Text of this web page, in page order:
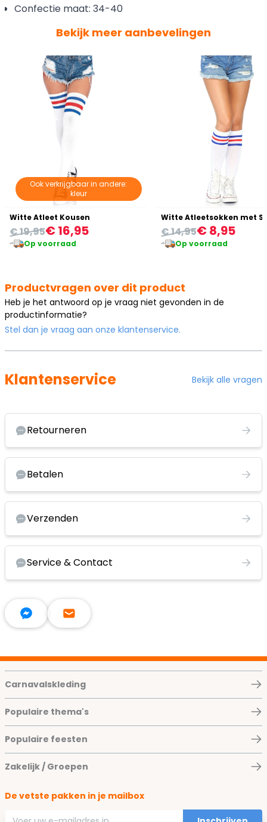
Confectie maat: 34-40
Bekijk meer aanbevelingen
Ook verkrijgbaar in andere:
kleur
Witte Atleet Kousen
€ 16,95
€ 19,95
Op voorraad
Witte Atleetsokken met
€ 8,95
€ 14,95
Op voorraad
Productvragen over dit product
Heb je het antwoord op je vraag niet gevonden in de
productinformatie?
Stel dan je vraag aan onze klantenservice.
Klantenservice Bekijk alle vragen
Retourneren
Betalen
Verzenden
Service & Contact
Carnavalskleding
Populaire thema's
Populaire feesten
Zakelijk / Groepen
De vetste pakken in je mailbox
E-mailadres